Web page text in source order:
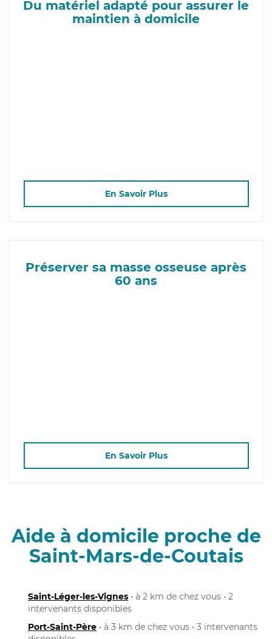
Du matériel adapté pour assurer le
maintien à domicile
En Savoir Plus
Préserver sa masse osseuse après
60 ans
En Savoir Plus
Aide à domicile proche de
Saint-Mars-de-Coutais
Saint-Léger-les-Vignes • à 2 km de chez vous • 2
intervenants disponibles
Port-Saint-Père • à 3 km de chez vous • 3 intervenants